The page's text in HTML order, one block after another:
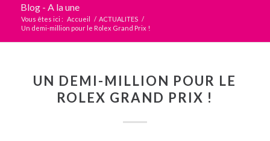
Blog - A la une
Vous êtes ici : Accueil / ACTUALITES /
Un demi-million pour le Rolex Grand Prix !
UN DEMI-MILLION POUR LE
ROLEX GRAND PRIX !